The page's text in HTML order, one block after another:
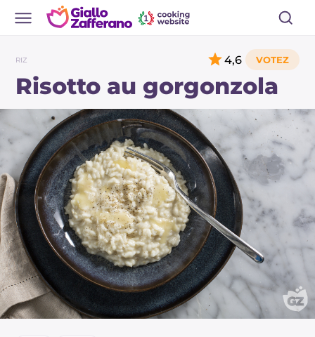
RIZ
Risotto au gorgonzola
4,6